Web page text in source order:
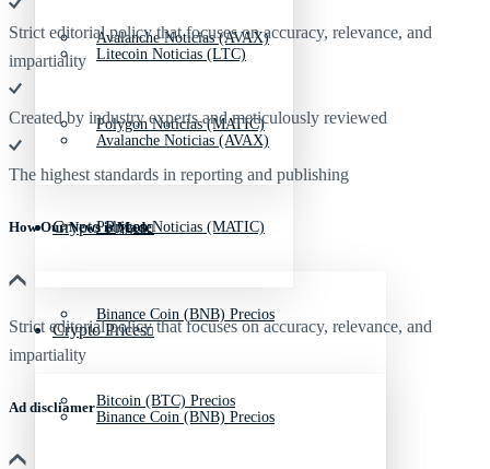
Avalanche Noticias (AVAX)
Polygon Noticias (MATIC)
Crypto Prices
Binance Coin (BNB) Precios
Bitcoin (BTC) Precios
Litecoin Noticias (LTC)
Avalanche Noticias (AVAX)
Polygon Noticias (MATIC)
Crypto Prices
Binance Coin (BNB) Precios
Strict editorial policy that focuses on accuracy, relevance, and
impartiality
Created by industry experts and meticulously reviewed
The highest standards in reporting and publishing
How Our News is Made
Strict editorial policy that focuses on accuracy, relevance, and
impartiality
Ad discliamer